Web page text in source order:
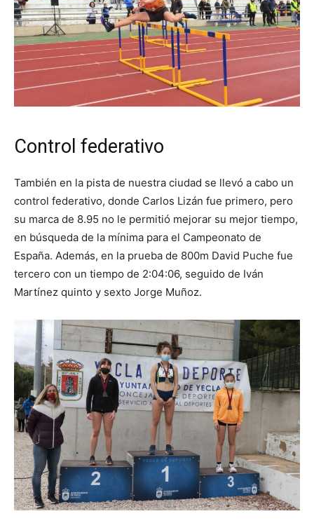
Control federativo
También en la pista de nuestra ciudad se llevó a cabo un
control federativo, donde Carlos Lizán fue primero, pero
su marca de 8.95 no le permitió mejorar su mejor tiempo,
en búsqueda de la mínima para el Campeonato de
España. Además, en la prueba de 800m David Puche fue
tercero con un tiempo de 2:04:06, seguido de Iván
Martínez quinto y sexto Jorge Muñoz.